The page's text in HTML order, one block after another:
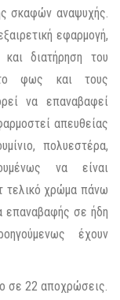
σκαφών αναψυχής.
εφαρμογή,
και διατήρηση του
φως και τους
να επαναβαφεί
απευθείας
πολυεστέρα,
να είναι
τελικό χρώμα πάνω
επαναβαφής σε ήδη
έχουν
σε 22 αποχρώσεις.